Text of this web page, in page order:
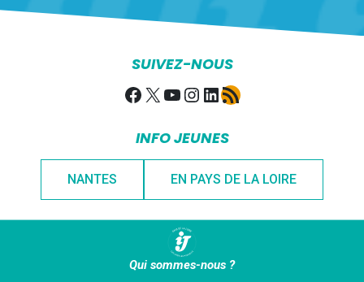
SUIVEZ-NOUS
Facebook
X YouTube
Instagram
LinkedIn
Flux RSS
INFO JEUNES
NANTES EN PAYS DE LA LOIRE
Qui sommes-nous ?